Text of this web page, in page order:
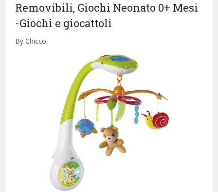
Removibili, Giochi Neonato 0+ Mesi
-Giochi e giocattoli
By Chicco